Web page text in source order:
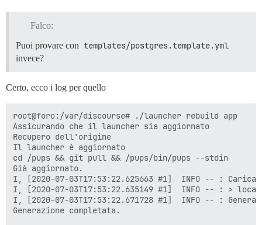
Falco:
Puoi provare con templates/postgres.template.yml
invece?
Certo, ecco i log per quello
root@foro:/var/discourse# ./launcher rebuild app
Assicurando che il launcher sia aggiornato
Recupero dell'origine
Il launcher è aggiornato
cd /pups && git pull && /pups/bin/pups --stdin
Già aggiornato.
I, [2020-07-03T17:53:22.625663 #1]  INFO -- :
I, [2020-07-03T17:53:22.635149 #1]  INFO -- : >
I, [2020-07-03T17:53:22.671728 #1]  INFO -- :
Generazione completata.